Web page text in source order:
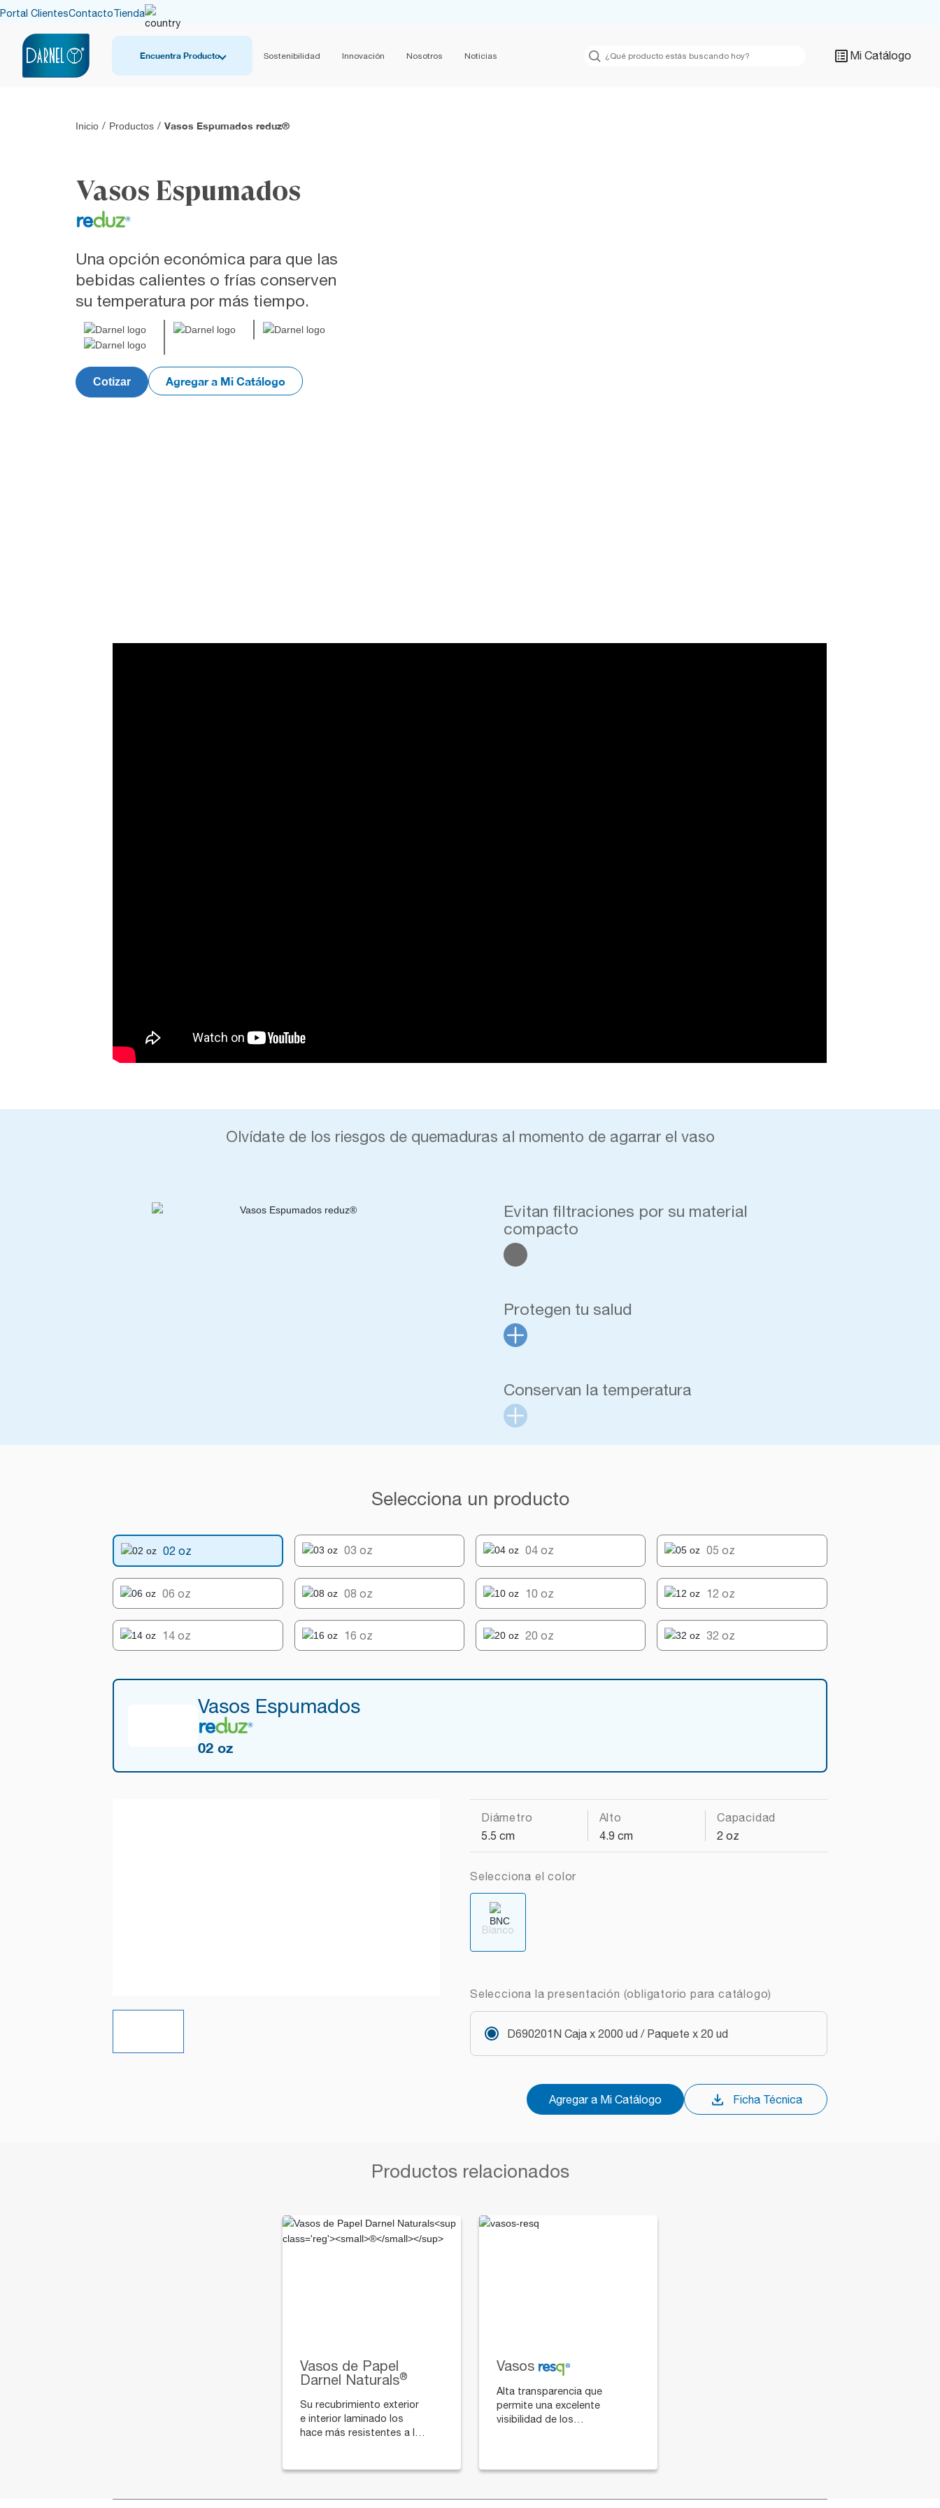
Portal ClientesContactoTienda
México
Encuentra Producto Sostenibilidad Innovación Nosotros Noticias Mi Catálogo
Inicio / Productos / Vasos Espumados reduz®
Vasos Espumados
Una opción económica para que las
bebidas calientes o frías conserven
su temperatura por más tiempo.
Cotizar Agregar a Mi Catálogo
Olvídate de los riesgos de quemaduras al momento de agarrar el vaso
Evitan filtraciones por su material
compacto
Protegen tu salud
Conservan la temperatura
Selecciona un producto
02 oz 03 oz 04 oz 05 oz
06 oz 08 oz 10 oz 12 oz
14 oz 16 oz 20 oz 32 oz
Vasos Espumados
02 oz
Diámetro
5.5 cm
Alto
4.9 cm
Capacidad
2 oz
Selecciona el color
Blanco
Selecciona la presentación (obligatorio para catálogo)
D690201N Caja x 2000 ud / Paquete x 20 ud
Agregar a Mi Catálogo Ficha Técnica
Productos relacionados
Vasos de Papel
Darnel Naturals®
Su recubrimiento exterior
e interior laminado los
hace más resistentes a la
fabricados con materiales
cafeterías.
Vasos
Alta transparencia que
permite una excelente
visibilidad de los
pitillo o cuchara.